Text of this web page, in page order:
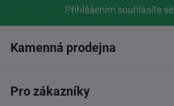
Přihlášením souhlasíte se
Kamenná prodejna
Pro zákazníky